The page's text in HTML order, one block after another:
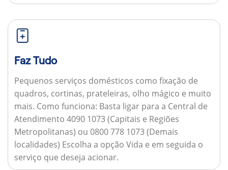
Faz Tudo
Pequenos serviços domésticos como fixação de
quadros, cortinas, prateleiras, olho mágico e muito
mais. Como funciona: Basta ligar para a Central de
Atendimento 4090 1073 (Capitais e Regiões
Metropolitanas) ou 0800 778 1073 (Demais
localidades) Escolha a opção Vida e em seguida o
serviço que deseja acionar.